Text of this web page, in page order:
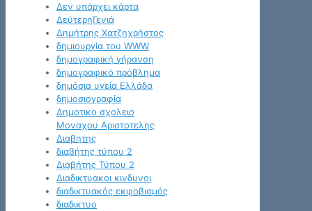
Δεν υπάρχει κάρτα
ΔεύτερηΓενιά
Δημήτρης Χατζηχρήστος
δημιουργία του WWW
δημογραφική γήρανση
δημογραφικό πρόβλημα
δημόσια υγεία Ελλάδα
δημοσιογραφία
Δημοτικο σχολειο
Μοναχου Αριστοτελης
Διαβητης
διαβήτης τύπου 2
Διαβήτης Τύπου 2
Διαδικτυακοι κινδυνοι
διαδικτυακός εκφοβισμός
διαδικτυο